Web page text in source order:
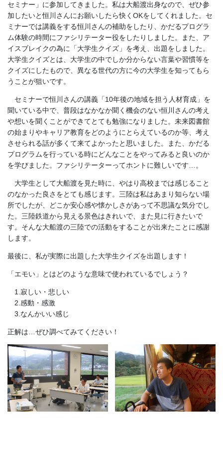
セミナー」に参加してきました。私は大船渡出身なので、ぜひ参
加したいと恒川さんにお願いしたら快くOKをしてくれました。セ
ミナーでは講義をする恒川さんの補助をしたり、かだるプログラ
ム体験の時間にファシリテーター役をしたりしました。また、ア
イスブレイクの為に「大学生クイズ」を考え、出題をしました。
大学生クイズとは、大学生の中でしか分からない言葉や習慣等を
クイズにしたもので、異なる世代の方に今の大学生を知ってもら
うことが狙いです。
セミナーで恒川さんの講義「10年後の地域を担う人材育成」を
聞いている中で、普段はなかなか聞く機会のない恒川さんの考え
や想いを聞くことができてとても勉強になりました。未来図書館
の始まりやキャリア教育をどのようにとらえているのか等、考え
させられる話が多くて来てよかったと思いました。また、かだる
プログラムを行っている時にどんなことをやってみると良いのか
を学びました。ファシリテーターってホントに難しいです…。
大学生として大船渡を見た時に、やはり高校までは感じること
のなかった良さをとても感じます。三陸は私はあまり知らない場
所でしたが、どこか安心感や懐かしさがあって不思議な気分でし
た。三陸鉄道から見える景色はきれいで、また見に行きたいで
す。そんな大船渡の三陸での活動をすることが出来たことに感謝
します。
最後に、私が実際に出題した大学生クイズを出題します！
「エモい」とはどのような意味で使われているでしょう？
1.寂しい・悲しい
2.感動・感激
3.なんかいい感じ
正解は…ぜひ調べてみてください！